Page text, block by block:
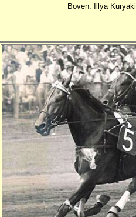
Boven: Illya